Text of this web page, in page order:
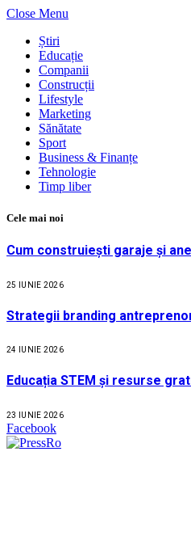
Close Menu
Știri
Educație
Companii
Construcții
Lifestyle
Marketing
Sănătate
Sport
Business & Finanțe
Tehnologie
Timp liber
Cele mai noi
Cum construiești garaje și
25 IUNIE 2026
Strategii branding
24 IUNIE 2026
Educația STEM și resurse
23 IUNIE 2026
Facebook